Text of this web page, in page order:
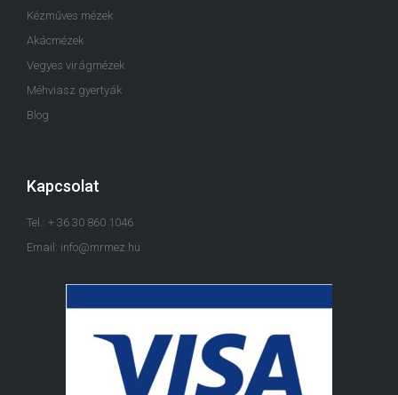
Kézműves mézek
Akácmézek
Vegyes virágmézek
Méhviasz gyertyák
Blog
Kapcsolat
Tel.: + 36 30 860 1046
Email: info@mrmez.hu